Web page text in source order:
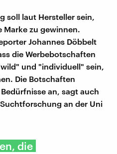
soll laut Hersteller sein,
Marke zu gewinnen.
Johannes Döbbelt
die Werbebotschaften
und "individuell" sein,
Die Botschaften
an, sagt auch
an der Uni
die